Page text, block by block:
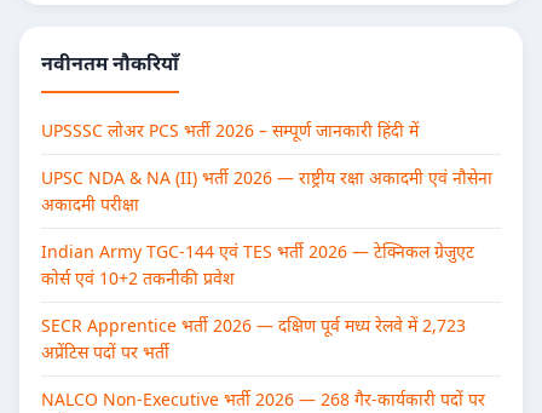
नवीनतम नौकरियाँ
UPSSSC लोअर PCS भर्ती 2026 – सम्पूर्ण जानकारी हिंदी में
UPSC NDA & NA (II) भर्ती 2026 — राष्ट्रीय रक्षा अकादमी एवं नौसेना
अकादमी परीक्षा
Indian Army TGC-144 एवं TES भर्ती 2026 — टेक्निकल ग्रेजुएट
कोर्स एवं 10+2 तकनीकी प्रवेश
SECR Apprentice भर्ती 2026 — दक्षिण पूर्व मध्य रेलवे में 2,723
अप्रेंटिस पदों पर भर्ती
NALCO Non-Executive भर्ती 2026 — 268 गैर-कार्यकारी पदों पर